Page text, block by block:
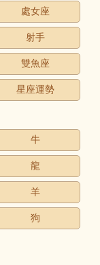
處女座
射手
雙魚座
星座運勢
牛
龍
羊
狗